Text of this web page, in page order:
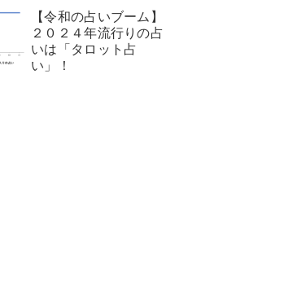
【令和の占いブーム】
２０２４年流行りの占
いは「タロット占
い」！